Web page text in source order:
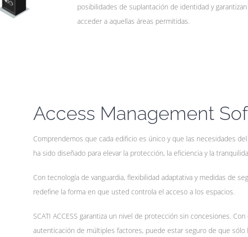
posibilidades de suplantación de identidad y
acceder a aquellas áreas permitidas.
Access Management
Comprendemos que cada edificio es único y que las necesidades del
ha sido diseñado para elevar la protección, la eficiencia y la
Con tecnología de vanguardia, flexibilidad adaptativa y medidas de
redefine la forma en que usted controla el acceso a los espacios.
SCATI ACCESS garantiza un nivel de protección sin concesiones.
autenticación de múltiples factores, puede estar seguro de que sólo